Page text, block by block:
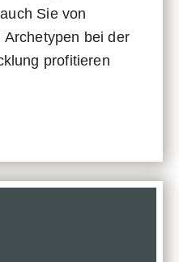
Sie von
bei der
profitieren